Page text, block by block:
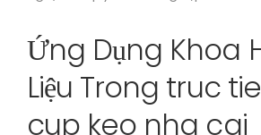
Ứng Dụng Khoa
Liệu Trong truc
cup keo nha cai